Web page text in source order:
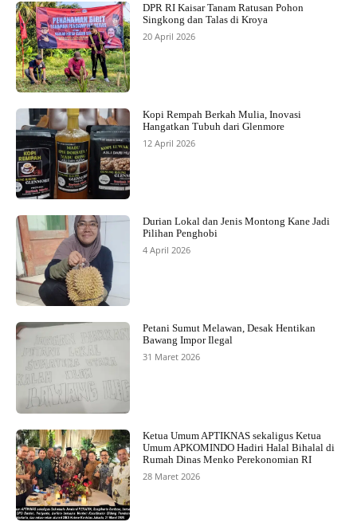
DPR RI Kaisar Tanam Ratusan Pohon
Singkong dan Talas di Kroya
20 April 2026
Kopi Rempah Berkah Mulia, Inovasi
Hangatkan Tubuh dari Glenmore
12 April 2026
Durian Lokal dan Jenis Montong Kane Jadi
Pilihan Penghobi
4 April 2026
Petani Sumut Melawan, Desak Hentikan
Bawang Impor Ilegal
31 Maret 2026
Ketua Umum APTIKNAS sekaligus Ketua
Umum APKOMINDO Hadiri Halal Bihalal di
Rumah Dinas Menko Perekonomian RI
28 Maret 2026